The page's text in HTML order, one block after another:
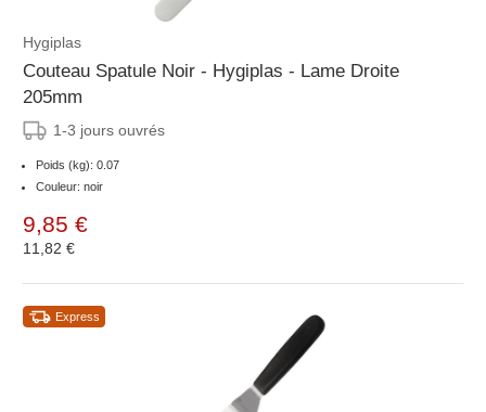
Hygiplas
Couteau Spatule Noir - Hygiplas - Lame Droite
205mm
1-3 jours ouvrés
Poids (kg): 0.07
Couleur: noir
9,85 €
11,82 €
Express